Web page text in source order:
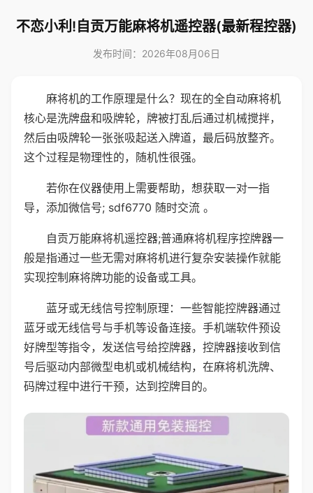
不恋小利!自贡万能麻将机遥控器(最新程控器)
发布时间：2026年08月06日
麻将机的工作原理是什么？现在的全自动麻将机
核心是洗牌盘和吸牌轮，牌被打乱后通过机械搅拌，
然后由吸牌轮一张张吸起送入牌道，最后码放整齐。
这个过程是物理性的，随机性很强。
若你在仪器使用上需要帮助，想获取一对一指
导，添加微信号; sdf6770 随时交流 。
自贡万能麻将机遥控器;普通麻将机程序控牌器一
般是指通过一些无需对麻将机进行复杂安装操作就能
实现控制麻将牌功能的设备或工具。
蓝牙或无线信号控制原理：一些智能控牌器通过
蓝牙或无线信号与手机等设备连接。手机端软件预设
好牌型等指令，发送信号给控牌器，控牌器接收到信
号后驱动内部微型电机或机械结构，在麻将机洗牌、
码牌过程中进行干预，达到控牌目的。